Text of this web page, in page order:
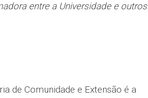
entre a Universidade e outros
de Comunidade e Extensão é a